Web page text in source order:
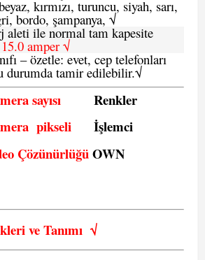
kırmızı, turuncu, siyah, sarı,
bordo, şampanya, √
aleti ile normal tam kapesite
amper √
– özetle: evet, cep telefonları
durumda tamir edilebilir.√
sayısı
Renkler
pikseli
İşlemci
ÇözünürlüğüOWN
veTanımı √